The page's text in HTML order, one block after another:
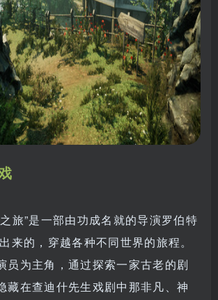
旅”是一部由功成名就的导演罗伯特
来的，穿越各种不同世界的旅程。
员为主角，通过探索一家古老的剧
藏在查迪什先生戏剧中那非凡、神